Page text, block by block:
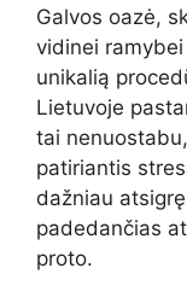
Galvos oazė,
vidinei
unikalią
Lietuvoje
tai
patiriantis
dažniau
padedančias
proto.